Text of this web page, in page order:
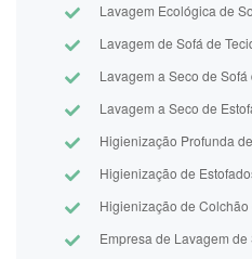
Lavagem Ecológica de
Lavagem de Sofá de
Lavagem a Seco de
Lavagem a Seco de
Higienização Profunda
Higienização de
Higienização de
Empresa de Lavagem